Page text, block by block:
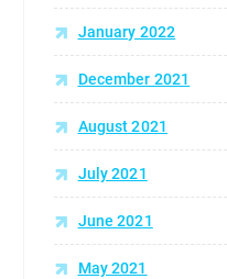
January 2022
December 2021
August 2021
July 2021
June 2021
May 2021